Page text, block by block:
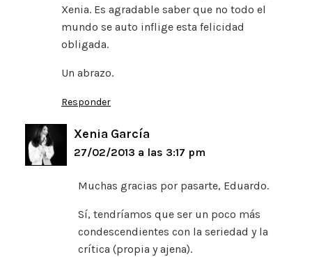
Xenia. Es agradable saber que no todo el
mundo se auto inflige esta felicidad
obligada.
Un abrazo.
Responder
Xenia García
27/02/2013 a las 3:17 pm
Muchas gracias por pasarte, Eduardo.
Sí, tendríamos que ser un poco más
condescendientes con la seriedad y la
crítica (propia y ajena).